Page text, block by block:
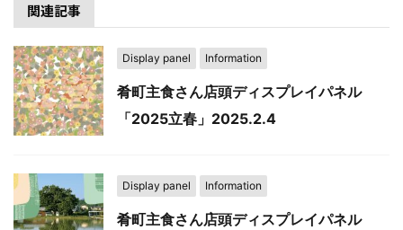
関連記事
Display panel Information
肴町主食さん店頭ディスプレイパネル
「2025立春」2025.2.4
Display panel Information
肴町主食さん店頭ディスプレイパネル